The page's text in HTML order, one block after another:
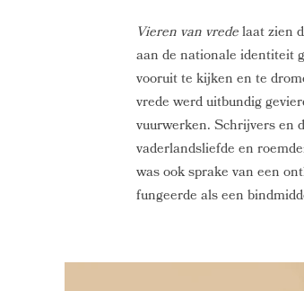
Vieren van vredelaat zien
aan de nationale identiteit
vooruit te kijken en te
vrede werd uitbundig
vuurwerken. Schrijvers en
vaderlandsliefde en
was ook sprake van een
fungeerde als een